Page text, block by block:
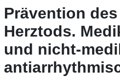
Prävention
Herztods.
und nicht-